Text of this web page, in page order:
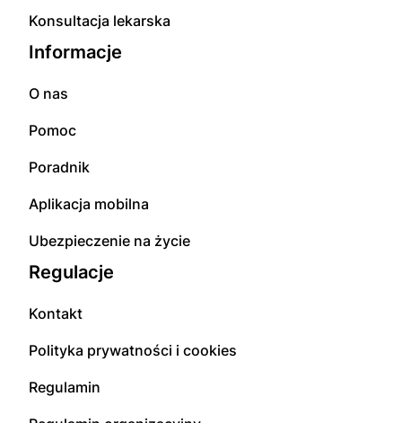
Konsultacja lekarska
Informacje
O nas
Pomoc
Poradnik
Aplikacja mobilna
Ubezpieczenie na życie
Regulacje
Kontakt
Polityka prywatności i cookies
Regulamin